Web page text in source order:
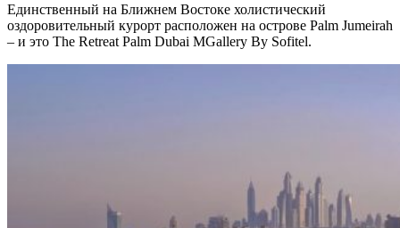
Единственный на Ближнем Востоке холистический
оздоровительный курорт расположен на острове Palm Jumeirah
– и это The Retreat Palm Dubai MGallery By Sofitel.